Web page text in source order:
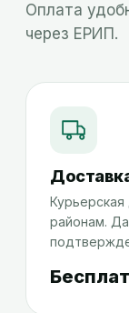
Оплата
через ЕРИП.
районам.